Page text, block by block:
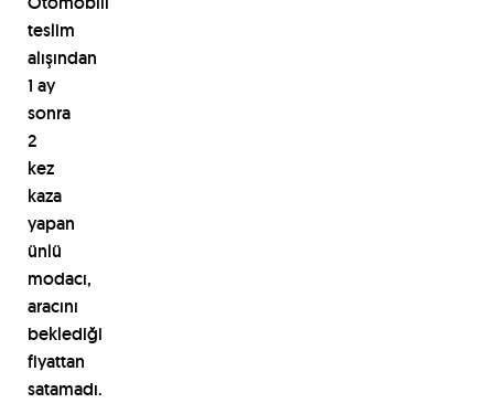
teslim
alışından
1 ay
sonra
2
kez
kaza
yapan
ünlü
modacı,
aracını
beklediği
fiyattan
satamadı.